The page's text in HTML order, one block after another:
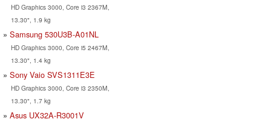
HD Graphics 3000, Core i3 2367M,
13.30", 1.9 kg
Samsung 530U3B-A01NL
HD Graphics 3000, Core i5 2467M,
13.30", 1.4 kg
Sony Vaio SVS1311E3E
HD Graphics 3000, Core i3 2350M,
13.30", 1.7 kg
Asus UX32A-R3001V